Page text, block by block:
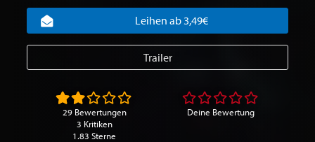
Leihen ab 3,49€
Trailer
29 Bewertungen
3 Kritiken
1.83 Sterne
Deine Bewertung